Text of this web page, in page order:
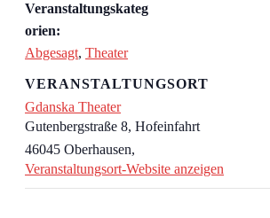
Veranstaltungskateg
orien:
Abgesagt, Theater
VERANSTALTUNGSORT
Gdanska Theater
Gutenbergstraße 8, Hofeinfahrt
46045 Oberhausen,
Veranstaltungsort-Website anzeigen